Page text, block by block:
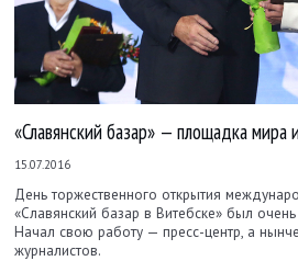
«Славянский базар» — площадка мира
15.07.2016
День торжественного открытия
«Славянский базар в Витебске» был
Начал свою работу — пресс-центр, а
журналистов.